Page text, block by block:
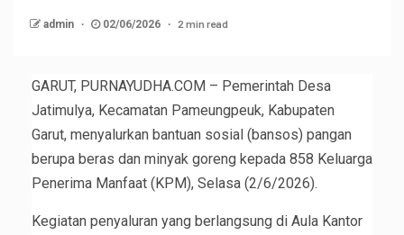
admin 02/06/2026 2 min read
GARUT, PURNAYUDHA.COM – Pemerintah Desa
Jatimulya, Kecamatan Pameungpeuk, Kabupaten
Garut, menyalurkan bantuan sosial (bansos) pangan
berupa beras dan minyak goreng kepada 858 Keluarga
Penerima Manfaat (KPM), Selasa (2/6/2026).
Kegiatan penyaluran yang berlangsung di Aula Kantor